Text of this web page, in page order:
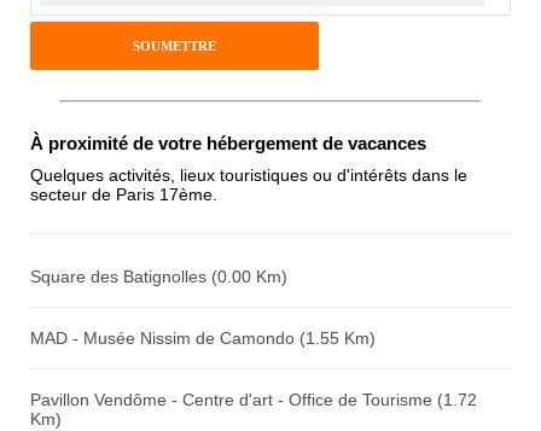
Pseudo :
À proximité de votre hébergement de vacances
Quelques activités, lieux touristiques ou d'intérêts dans le
secteur de Paris 17ème.
Square des Batignolles (0.00 Km)
MAD - Musée Nissim de Camondo (1.55 Km)
Pavillon Vendôme - Centre d'art - Office de Tourisme (1.72
Km)